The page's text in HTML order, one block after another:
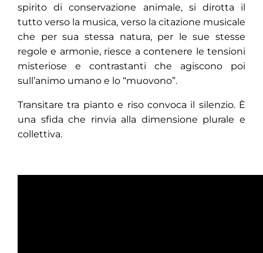
spirito di conservazione animale, si dirotta il
tutto verso la musica, verso la citazione musicale
che per sua stessa natura, per le sue stesse
regole e armonie, riesce a contenere le tensioni
misteriose e contrastanti che agiscono poi
sull’animo umano e lo “muovono”.
Transitare tra pianto e riso convoca il silenzio. È
una sfida che rinvia alla dimensione plurale e
collettiva.